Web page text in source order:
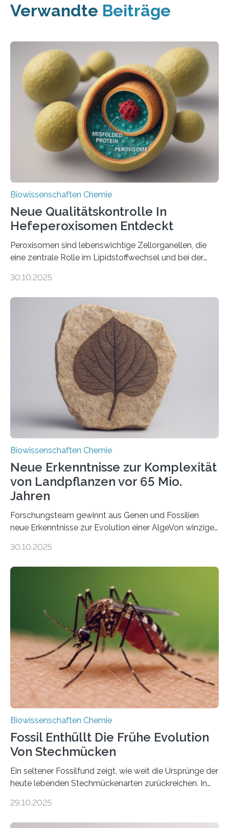
Verwandte Beiträge
Biowissenschaften Chemie
Neue Qualitätskontrolle In
Hefeperoxisomen Entdeckt
Peroxisomen sind lebenswichtige Zellorganellen, die
eine zentrale Rolle im Lipidstoffwechsel und bei der
erfüllen können, müssen zahlreiche Enzyme präzise in
der Ruhr-Universität Bochum um Prof. Dr. Ralf Erdmann
und Dr. Ismaila Francis Yusuf hat nun einen bislang
unbekannten Qualitätskontrollmechanismus des
peroxisomalen Proteintransports in der Bäckerhefe
Saccharomyces cerevisiae entdeckt, der für die
Funktionsfähigkeit der Organellen entscheidend ist. Die
Studie wurde am 28. Oktober 2025 in der
Fachzeitschrift…
30.10.2025
Biowissenschaften Chemie
Neue Erkenntnisse zur Komplexität
von Landpflanzen vor 65 Mio.
Jahren
Forschungsteam gewinnt aus Genen und Fossilien
neue Erkenntnisse zur Evolution einer AlgeVon winzigen
Landpflanzen zählen zu den komplexesten
Grünalgen, die vor Hunderten von Millionen Jahren
lebten. Unter den Vorfahren sticht eine Gruppe heraus,
die noch heute in der Natur vorkommt: die
Süßwasseralge Coleochaetophyceae. Einige Arten
dieser Gruppe bilden aus Zellfäden dichte Geflechte
mit scheibenförmiger Gestalt. Was auffällig ist: Die
nächsten…
30.10.2025
Biowissenschaften Chemie
Fossil Enthüllt Die Frühe Evolution
Von Stechmücken
Ein seltener Fossilfund zeigt, wie weit die Ursprünge der
heute lebenden Stechmückenarten zurückreichen. In
Forschende die bisher älteste bekannte Stechmücken-
29.10.2025